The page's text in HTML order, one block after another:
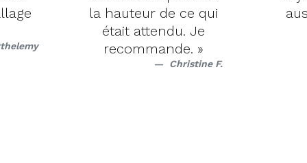
la hauteur de ce qui
était attendu. Je
recommande. »
Christine F.